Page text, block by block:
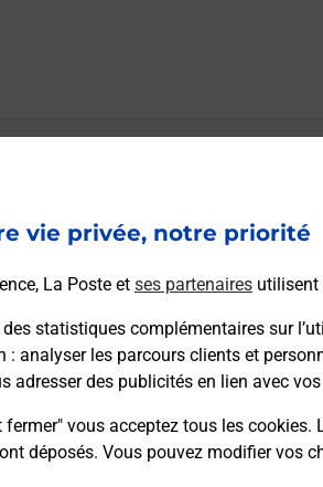
vie privée, notre priorité
La Poste et ses partenaires utilisent
des statistiques complémentaires sur
: analyser les parcours clients et
adresser des publicités en lien avec
fermer" vous acceptez tous les
déposés. Vous pouvez modifier vos
La Poste
courrier samedi à